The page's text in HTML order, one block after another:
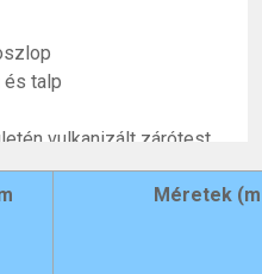
és talp
vulkanizált zárótest
Méretek